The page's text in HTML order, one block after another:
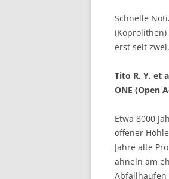
Schnelle
erst seit
Tito R. Y. et
ONE (Open
Etwa 8000
offener
Jahre alte
ähneln am
Abfallhaufen